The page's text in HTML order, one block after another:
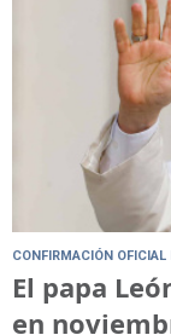
CONFIRMACIÓN OFICIAL
El papa
en